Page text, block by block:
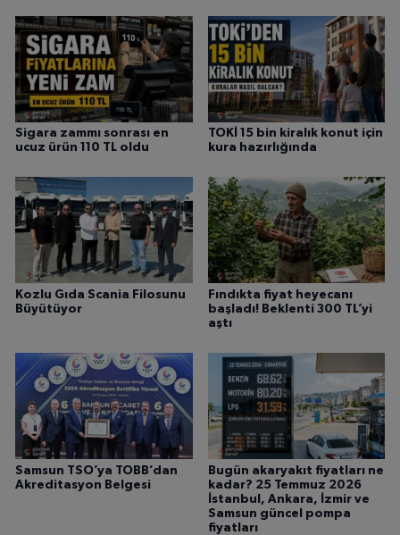
Sigara zammı sonrası en
ucuz ürün 110 TL oldu
TOKİ 15 bin kiralık konut için
kura hazırlığında
Kozlu Gıda Scania Filosunu
Büyütüyor
Fındıkta fiyat heyecanı
başladı! Beklenti 300 TL’yi
aştı
Samsun TSO’ya TOBB’dan
Akreditasyon Belgesi
Bugün akaryakıt fiyatları ne
kadar? 25 Temmuz 2026
İstanbul, Ankara, İzmir ve
Samsun güncel pompa
fiyatları